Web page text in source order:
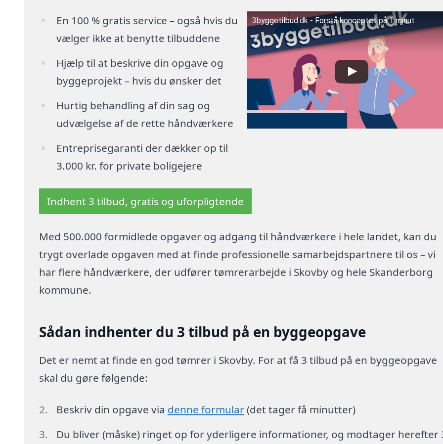
En 100 % gratis service – også hvis du
vælger ikke at benytte tilbuddene
Hjælp til at beskrive din opgave og
byggeprojekt – hvis du ønsker det
Hurtig behandling af din sag og
udvælgelse af de rette håndværkere
Entreprisegaranti der dækker op til
3.000 kr. for private boligejere
3byggetilbud.dk - Forstå konceptet på 1 minut
Indhent 3 tilbud, gratis og uforpligtende
Med 500.000 formidlede opgaver og adgang til håndværkere i hele landet, kan du
trygt overlade opgaven med at finde professionelle samarbejdspartnere til os – vi
har flere håndværkere, der udfører tømrerarbejde i Skovby og hele Skanderborg
kommune.
Sådan indhenter du 3 tilbud på en byggeopgave
Det er nemt at finde en god tømrer i Skovby. For at få 3 tilbud på en byggeopgave
skal du gøre følgende:
Beskriv din opgave via denne formular(det tager få minutter)
Du bliver (måske) ringet op for yderligere informationer, og modtager herefter